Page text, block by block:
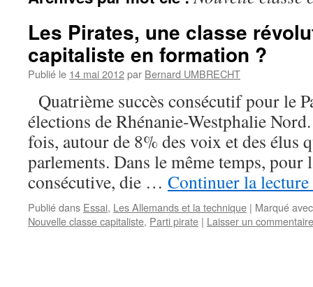
Les Pirates, une classe
capitaliste en formation ?
Publié le 14 mai 2012par Bernard UMBRECHT
Quatrième succès consécutif pour le
élections de Rhénanie-Westphalie
fois, autour de 8% des voix et des élus
parlements. Dans le même temps, pour
consécutive, die … Continuer la lecture
Publié dans Essai, Les Allemands et la technique | Marqué avec
Nouvelle classe capitaliste, Parti pirate | Laisser un commentaire